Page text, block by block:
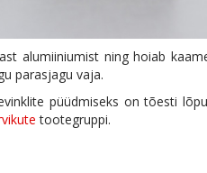
alumiiniumist ning hoiab
parasjagu vaja.
püüdmiseks on tõesti
tootegruppi.